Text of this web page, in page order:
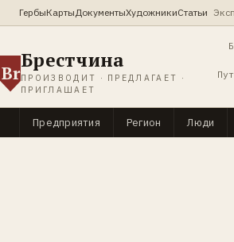
ГербыКартыДокументыХудожникиСтатьи
Br
Брестчина
ПРОИЗВОДИТ · ПРЕДЛАГАЕТ ·
ПРИГЛАШАЕТ
Предприятия Регион Люди